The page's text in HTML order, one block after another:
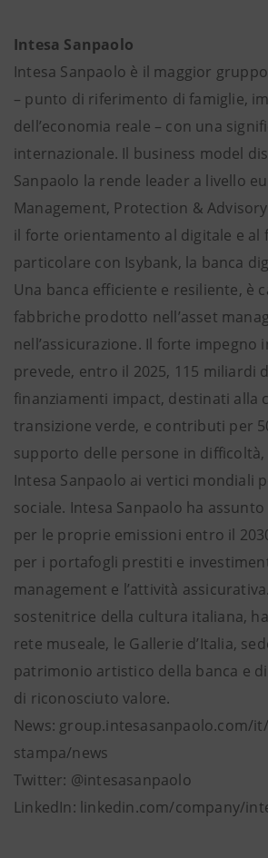
Intesa Sanpaolo
Intesa Sanpaolo è il maggior
– punto di riferimento di famiglie,
dell’economia reale – con una
internazionale. Il business model
Sanpaolo la rende leader a livello
Management, Protection &
il forte orientamento al digitale e al
particolare con Isybank, la banca
Una banca efficiente e resiliente, è
fabbriche prodotto nell’asset
nell’assicurazione. Il forte impegno
prevede, entro il 2025, 115 miliardi
finanziamenti impact, destinati alla
transizione verde, e contributi per
supporto delle persone in
Intesa Sanpaolo ai vertici mondiali
sociale. Intesa Sanpaolo ha
per le proprie emissioni entro il
per i portafogli prestiti e
management e l’attività
sostenitrice della cultura italiana,
rete museale, le Gallerie d’Italia,
patrimonio artistico della banca e
di riconosciuto valore.
News: group.intesasanpaolo.com/
stampa/news
Twitter: @intesasanpaolo
LinkedIn: linkedin.com/company/